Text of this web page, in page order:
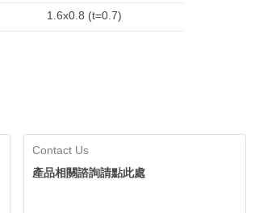
1.6x0.8 (t=0.7)
Contact Us
產品相關諮詢請點此處